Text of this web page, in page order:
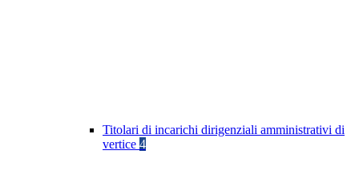
Titolari di incarichi dirigenziali amministrativi di
vertice 4